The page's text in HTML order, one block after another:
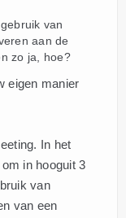
van
aan de
zo ja, hoe?
eigen manier
In het
in hooguit 3
van
van een